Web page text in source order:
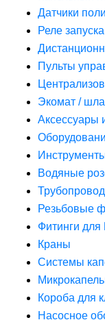
Датчики
Реле
Пульты
Экомат /
Аксессуары
Водяные
Резьбовые
Фитинги
Краны
Системы
Короба для
Насосное